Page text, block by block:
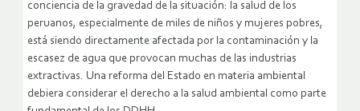
conciencia de la gravedad de la situación: la salud de los
peruanos, especialmente de miles de niños y mujeres pobres,
está siendo directamente afectada por la contaminación y la
escasez de agua que provocan muchas de las industrias
extractivas. Una reforma del Estado en materia ambiental
debiera considerar el derecho a la salud ambiental como parte